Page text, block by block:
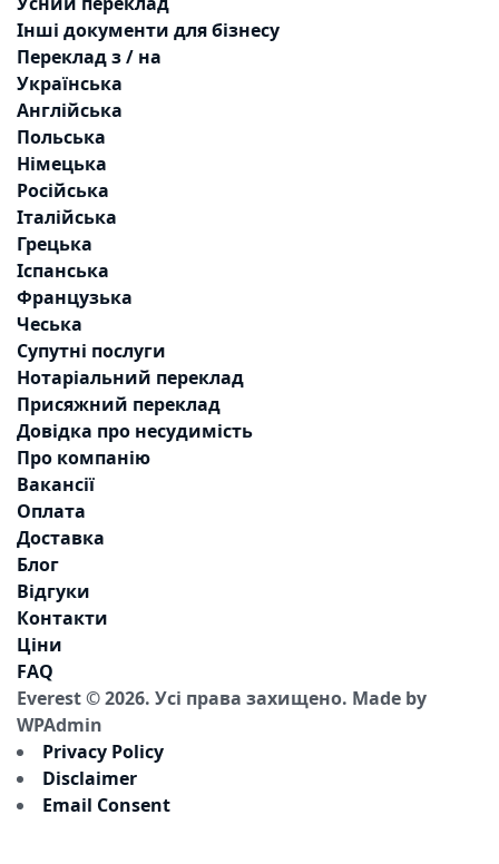
Інші документи для бізнесу
Переклад з / на
Українська
Англійська
Польська
Німецька
Російська
Італійська
Грецька
Іспанська
Французька
Чеська
Супутні послуги
Нотаріальний переклад
Присяжний переклад
Довідка про несудимість
Про компанію
Вакансії
Оплата
Доставка
Блог
Відгуки
Контакти
Ціни
FAQ
Everest © 2026. Усі права захищено. Made by
WPAdmin
Privacy Policy
Disclaimer
Email Consent